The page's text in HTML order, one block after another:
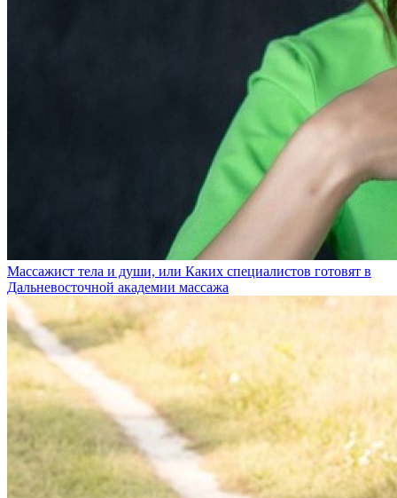
Массажист тела и души, или Каких специалистов готовят в
Дальневосточной академии массажа